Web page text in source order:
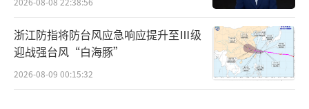
浙江防指将防台风应急响应提升至Ⅲ级
迎战强台风“白海豚”
2026-08-09 00:15:32